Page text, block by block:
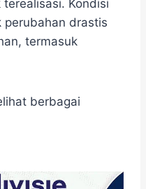
Kondisi
perubahan drastis
termasuk
berbagai